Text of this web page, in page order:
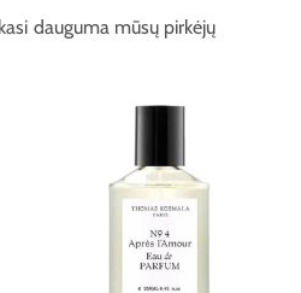
dauguma mūsų pirkėjų